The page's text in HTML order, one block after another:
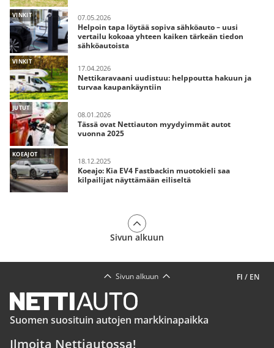
VINKIT 07.05.2026
Helpoin tapa löytää sopiva sähköauto – uusi
vertailu kokoaa yhteen kaiken tärkeän tiedon
sähköautoista
VINKIT
17.04.2026
Nettikaravaani uudistuu: helppoutta hakuun ja
turvaa kaupankäyntiin
JUTUT
08.01.2026
Tässä ovat Nettiauton myydyimmät autot
vuonna 2025
KOEAJOT
18.12.2025
Koeajo: Kia EV4 Fastbackin muotokieli saa
kilpailijat näyttämään eiliseltä
Sivun alkuun
FI / EN
Sivun alkuun
Suomen suosituin autojen markkinapaikka
Ilmoita Nettiautossa!